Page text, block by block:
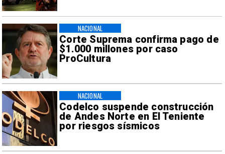
Corte Suprema confirma pago de
$1.000 millones por caso
ProCultura
NACIONAL
Codelco suspende construcción
de Andes Norte en El Teniente
por riesgos sísmicos
NACIONAL